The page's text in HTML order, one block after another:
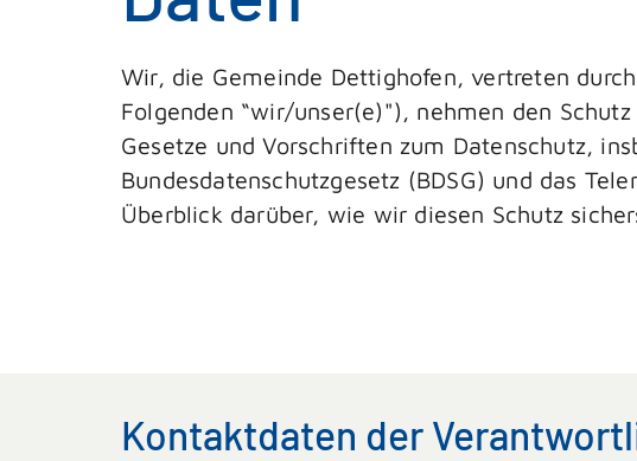
Wir, die Gemeinde Dettighofen, vertreten
Folgenden “wir/unser(e)"), nehmen den
Gesetze und Vorschriften zum Datenschutz,
Bundesdatenschutzgesetz (BDSG) und das
Überblick darüber, wie wir diesen Schutz
Kontaktdaten der